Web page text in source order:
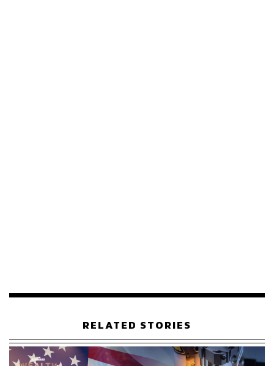
กำลังเอาชนะคู่แข่งในอุตสาหกรรม โดย TSMC ถือว่ามี
ตลาดอยู่มาก โดยที่เทคโนโลยีระดับสูงของบริษัทก็เป็นที่
ต้องการจากบริษัทยักษ์ใหญ่หลายแห่ง เช่น Apple และ
Nvidia
RELATED STORIES